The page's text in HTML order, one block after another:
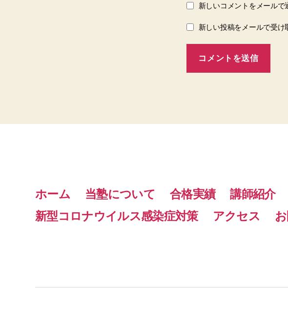
新しいコメントをメールで
新しい投稿をメールで受け
ホーム 当塾について 合格実績 講師紹介
新型コロナウイルス感染症対策
アクセス